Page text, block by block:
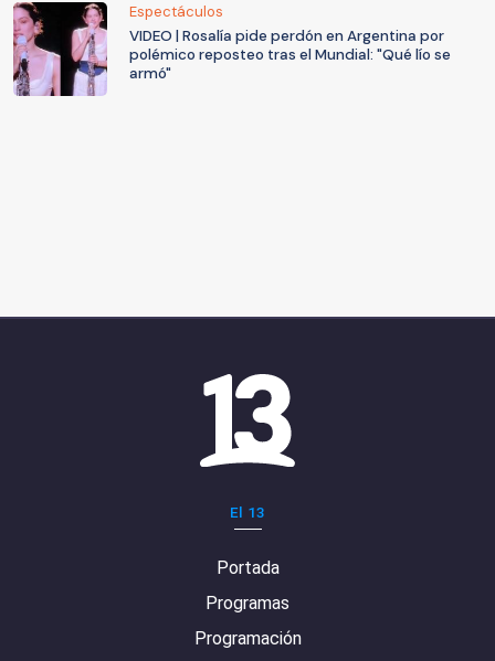
Espectáculos
VIDEO | Rosalía pide perdón en Argentina por
polémico reposteo tras el Mundial: "Qué lío se
armó"
El 13
Portada
Programas
Programación